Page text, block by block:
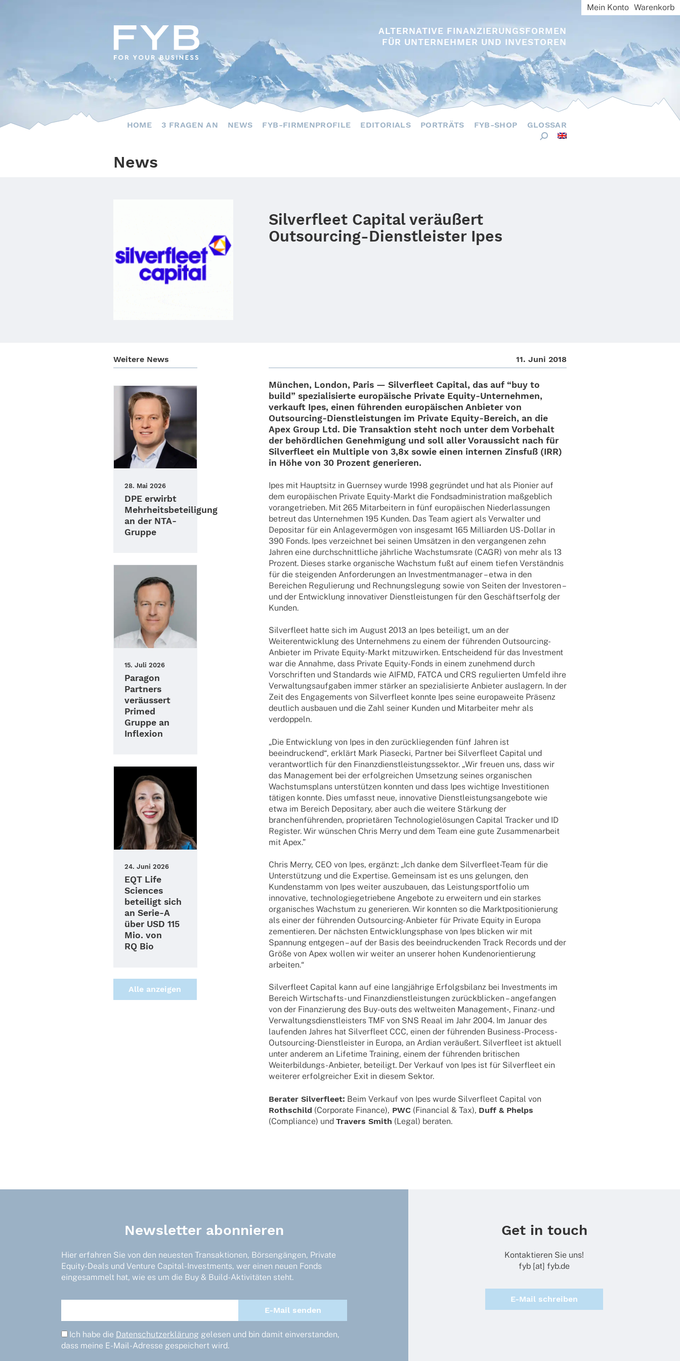
ALTERNATIVE FINANZIERUNGSFORMEN
FÜR UNTERNEHMER UND INVESTOREN
Mein Konto Warenkorb
HOME 3 FRAGEN AN NEWS FYB-FIRMENPROFILE EDITORIALS PORTRÄTS FYB-SHOP GLOSSAR
News
Silverfleet Capital veräußert
Outsourcing-Dienstleister Ipes
Weitere News
28. Mai 2026
DPE erwirbt
Mehrheitsbeteiligung
an der NTA-
Gruppe
15. Juli 2026
Paragon
Partners
veräussert
Primed
Gruppe an
Inflexion
24. Juni 2026
EQT Life
Sciences
beteiligt sich
an Serie‑A
über USD 115
Mio. von
RQ Bio
Alle anzei­gen
11. Juni 2018
München, London, Paris — Silver­fleet Capi­tal, das auf “buy to
build” spezia­li­sierte euro­päi­sche Private Equity-Unter­­neh­­men,
verkauft Ipes, einen führen­den euro­päi­schen Anbie­ter von
Outsour­cing-Diens­t­­leis­­tun­­gen im Private Equity-Bereich, an die
Apex GroupLtd. Die Trans­ak­tion steht noch unter dem Vorbe­halt
der behörd­li­chen Geneh­mi­gung und soll aller Voraus­sicht nach für
Silver­fleet ein Multi­ple von 3,8xsowie einen inter­nen Zins­fuß (IRR)
in Höhe von 30 Prozent generieren.
Ipes mit Haupt­sitz in Guern­sey wurde 1998 gegrün­det und hat als Pionier auf
dem euro­päi­schen Private Equity-Markt die Fonds­ad­mi­nis­tra­tion maßgeb­lich
voran­ge­trie­ben. Mit 265 Mitar­bei­tern in fünf euro­päi­schen Nieder­las­sun­gen
betreut das Unter­neh­men 195 Kunden. Das Team agiert als Verwal­ter und
Depo­si­tar für ein Anla­ge­ver­mö­gen von insge­samt 165 Milli­ar­den US-Dollar in
390 Fonds. Ipes verzeich­net bei seinen Umsät­zen in den vergan­ge­nen zehn
Jahren eine durch­schnitt­li­che jähr­li­che Wachs­tums­rate (CAGR) von mehr als 13
Prozent. Dieses starke orga­ni­sche Wachs­tum fußt auf einem tiefen Verständ­nis
für die stei­gen­den Anfor­de­run­gen an Invest­ment­ma­na­ger – etwa in den
Berei­chen Regu­lie­rung und Rech­nungs­le­gung sowie von Seiten der Inves­to­ren –
und der Entwick­lung inno­va­ti­ver Dienst­leis­tun­gen für den Geschäfts­er­folg der
Kunden.
Silver­fleet hatte sich im August 2013 an Ipes betei­ligt, um an der
Weiter­ent­wick­lung des Unter­neh­mens zu einem der führen­den Outsour­cing-
Anbie­­ter im Private Equity-Markt mitzu­wir­ken. Entschei­dend für das Invest­ment
war die Annahme, dass Private Equity-Fonds in einem zuneh­mend durch
Vorschrif­ten und Stan­dards wie AIFMD, FATCA und CRS regu­lier­ten Umfeld ihre
Verwal­tungs­auf­ga­ben immer stär­ker an spezia­li­sierte Anbie­ter ausla­gern. In der
Zeit des Enga­ge­ments von Silver­fleet konnte Ipes seine euro­pa­weite Präsenz
deut­lich ausbauen und die Zahl seiner Kunden und Mitar­bei­ter mehr als
verdoppeln.
„Die Entwick­lung von Ipes in den zurück­lie­gen­den fünf Jahren ist
beein­dru­ckend“, erklärt Mark Pias­e­cki, Part­ner bei Silver­fleet Capi­tal und
verant­wort­lich für den Finanz­dienst­leis­tungs­sek­tor. „Wir freuen uns, dass wir
das Manage­ment bei der erfolg­rei­chen Umset­zung seines orga­ni­schen
Wachs­tums­plans unter­stüt­zen konn­ten und dass Ipes wich­tige Inves­ti­tio­nen
täti­gen konnte. Dies umfasst neue, inno­va­tive Dienst­leis­tungs­an­ge­bote wie
etwa im Bereich Depo­si­tary, aber auch die weitere Stär­kung der
bran­chen­füh­ren­den, proprie­tä­ren Tech­no­lo­gie­lö­sun­gen Capi­tal Tracker und ID
Regis­ter. Wir wünschen Chris Merry und dem Team eine gute Zusam­men­ar­beit
mit Apex.”
Chris Merry, CEO von Ipes, ergänzt: „Ich danke dem Silver­­fleet-Team für die
Unter­stüt­zung und die Exper­tise. Gemein­sam ist es uns gelun­gen, den
Kunden­stamm von Ipes weiter auszu­bauen, das Leis­tungs­port­fo­lio um
inno­va­tive, tech­no­lo­gie­ge­trie­bene Ange­bote zu erwei­tern und ein star­kes
orga­ni­sches Wachs­tum zu gene­rie­ren. Wir konn­ten so die Markt­po­si­tio­nie­rung
als einer der führen­den Outsour­cing-Anbie­­ter für Private Equity in Europa
zemen­tie­ren. Der nächs­ten Entwick­lungs­phase von Ipes blicken wir mit
Span­nung entge­gen – auf der Basis des beein­dru­cken­den Track Records und der
Größe von Apex wollen wir weiter an unse­rer hohen Kunden­ori­en­tie­rung
arbeiten.“
Silver­fleet Capi­tal kann auf eine lang­jäh­rige Erfolgs­bi­lanz bei Invest­ments im
Bereich Wirt­­schafts- und Finanz­dienst­leis­tun­gen zurück­bli­cken – ange­fan­gen
von der Finan­zie­rung des Buy-outs des welt­wei­ten Management‑, Finanz- und
Verwal­tungs­dienst­leis­ters TMF von SNS Reaal im Jahr 2004. Im Januar des
laufen­den Jahres hat Silver­fleet CCC, einen der führen­den Busi­­ness-Process-
Outsour­cing-Diens­t­­leis­­ter in Europa, an Ardian veräu­ßert. Silver­fleet ist aktu­ell
unter ande­rem an Life­time Trai­ning, einem der führen­den briti­schen
Weiter­­bil­­dungs-Anbie­­ter, betei­ligt. Der Verkauf von Ipes ist für Silver­fleet ein
weite­rer erfolg­rei­cher Exit in diesem Sektor.
Bera­ter Silver­fleet: Beim Verkauf von Ipes wurde Silver­fleet Capi­tal von
Roth­schild (Corpo­rate Finance), PWC(Finan­cial & Tax), Duff & Phelps
(Compli­ance) und Travers Smith (Legal) beraten.
Newsletter abonnieren
Hier erfahren Sie von den neuesten Transaktionen, Börsengängen, Private
Equity-Deals und Venture Capital-Investments, wer einen neuen Fonds
eingesammelt hat, wie es um die Buy & Build-Aktivitäten steht.
Ich habe die Datenschutzerklärung gelesen und bin damit einverstanden,
dass meine E-Mail-Adresse gespeichert wird.
Get in touch
Kontaktieren Sie uns!
fyb [at] fyb.de
E-Mail schreiben